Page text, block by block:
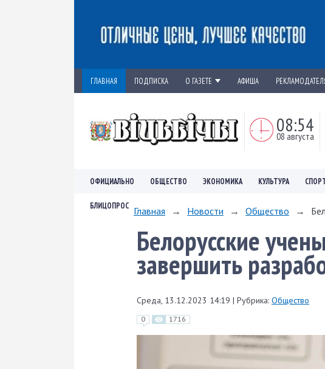
ГЛАВНАЯ ПОДПИСКА О ГАЗЕТЕ АФИША
08:54
08 августа
ОФИЦИАЛЬНО ОБЩЕСТВО ЭКОНОМИКА КУЛЬТУРА
БЛИЦОПРОС Главная → Новости → Общество →
Белорусские
завершить
Среда, 13.12.2023 14:19 | Рубрика: Общество
0 1716